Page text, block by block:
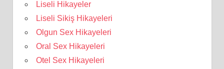
Liseli Hikayeler
Liseli Sikiş Hikayeleri
Olgun Sex Hikayeleri
Oral Sex Hikayeleri
Otel Sex Hikayeleri